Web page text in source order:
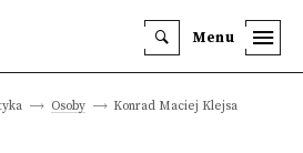
Menu
Osoby Konrad Maciej Klejsa